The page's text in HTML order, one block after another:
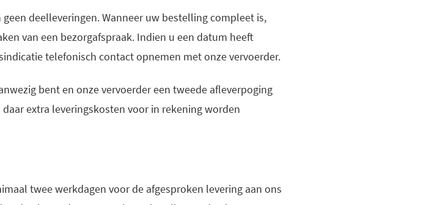
deelleveringen. Wanneer uw bestelling compleet is,
van een bezorgafspraak. Indien u een datum heeft
telefonisch contact opnemen met onze vervoerder.
bent en onze vervoerder een tweede afleverpoging
extra leveringskosten voor in rekening worden
twee werkdagen voor de afgesproken levering aan ons